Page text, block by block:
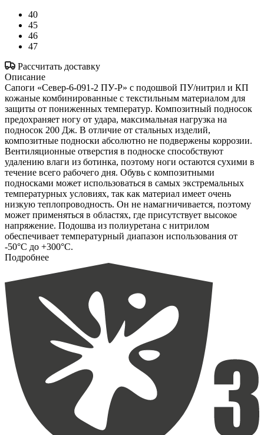
40
45
46
47
Рассчитать доставку
Описание
Сапоги «Север-6-091-2 ПУ-Р» с подошвой ПУ/нитрил и КП
кожаные комбинированные с текстильным материалом для
защиты от пониженных температур. Композитный подносок
предохраняет ногу от удара, максимальная нагрузка на
подносок 200 Дж. В отличие от стальных изделий,
композитные подноски абсолютно не подвержены коррозии.
Вентиляционные отверстия в подноске способствуют
удалению влаги из ботинка, поэтому ноги остаются сухими в
течение всего рабочего дня. Обувь с композитными
подносками может использоваться в самых экстремальных
температурных условиях, так как материал имеет очень
низкую теплопроводность. Он не намагничивается, поэтому
может применяться в областях, где присутствует высокое
напряжение. Подошва из полиуретана с нитрилом
обеспечивает температурный диапазон использования от
-50°С до +300°С.
Подробнее